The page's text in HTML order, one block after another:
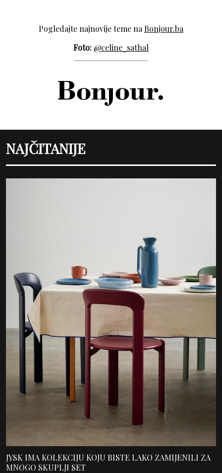
Pogledajte najnovije teme na Bonjour.ba
Foto: @celine_sathal
NAJČITANIJE
JYSK IMA KOLEKCIJU KOJU BISTE LAKO ZAMIJENILI ZA
MNOGO SKUPLJI SET